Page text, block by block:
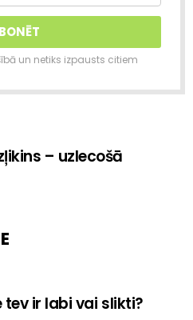
un netiks izpausts citiem
– uzlecošā
tev ir labi vai slikti?